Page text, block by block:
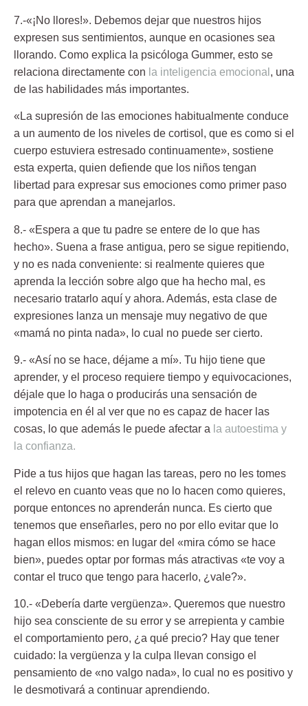
7.-«¡No llores!». Debemos dejar que nuestros hijos
expresen sus sentimientos, aunque en ocasiones sea
llorando. Como explica la psicóloga Gummer, esto se
relaciona directamente con la inteligencia emocional , una
de las habilidades más importantes.
«La supresión de las emociones habitualmente conduce
a un aumento de los niveles de cortisol, que es como si el
cuerpo estuviera estresado continuamente», sostiene
esta experta, quien defiende que los niños tengan
libertad para expresar sus emociones como primer paso
para que aprendan a manejarlos.
8.- «Espera a que tu padre se entere de lo que has
hecho». Suena a frase antigua, pero se sigue repitiendo,
y no es nada conveniente: si realmente quieres que
aprenda la lección sobre algo que ha hecho mal, es
necesario tratarlo aquí y ahora. Además, esta clase de
expresiones lanza un mensaje muy negativo de que
«mamá no pinta nada», lo cual no puede ser cierto.
9.- «Así no se hace, déjame a mí». Tu hijo tiene que
aprender, y el proceso requiere tiempo y equivocaciones,
déjale que lo haga o producirás una sensación de
impotencia en él al ver que no es capaz de hacer las
cosas, lo que además le puede afectar a la autoestima y
la confianza.
Pide a tus hijos que hagan las tareas, pero no les tomes
el relevo en cuanto veas que no lo hacen como quieres,
porque entonces no aprenderán nunca. Es cierto que
tenemos que enseñarles, pero no por ello evitar que lo
hagan ellos mismos: en lugar del «mira cómo se hace
bien», puedes optar por formas más atractivas «te voy a
contar el truco que tengo para hacerlo, ¿vale?».
10.- «Debería darte vergüenza». Queremos que nuestro
hijo sea consciente de su error y se arrepienta y cambie
el comportamiento pero, ¿a qué precio? Hay que tener
cuidado: la vergüenza y la culpa llevan consigo el
pensamiento de «no valgo nada», lo cual no es positivo y
le desmotivará a continuar aprendiendo.